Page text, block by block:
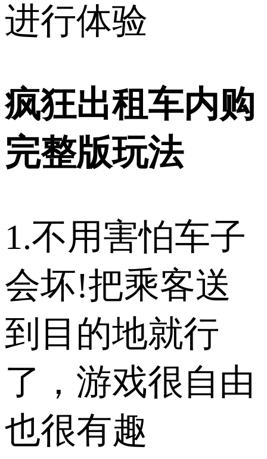
进行体验
疯狂出租车内购
完整版玩法
1.不用害怕车子
会坏!把乘客送
到目的地就行
了，游戏很自由
也很有趣